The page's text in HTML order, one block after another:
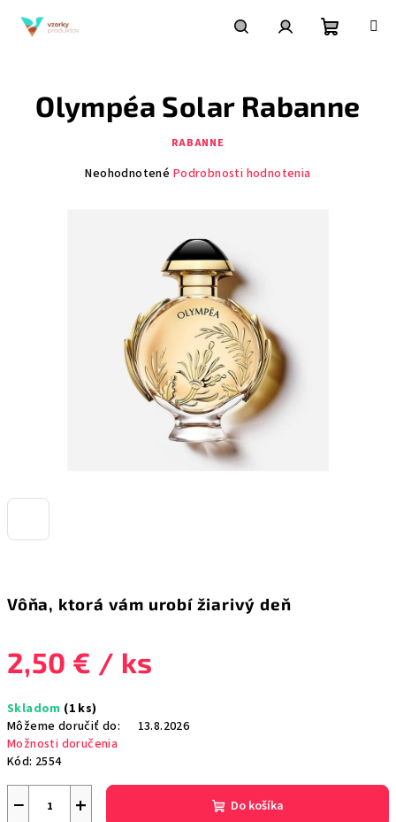
košík
Vôňa, ktorá vám urobí žiarivý deň
2,50 € / ks
cena:
Skladom (1 ks)
Môžeme doručiť do:
13.8.2026
Možnosti doručenia
Kód: 2554
+
− Do košíka
Olympéa Solar Rabanne
RABANNE
Priemerné
Neohodnotené Podrobnosti hodnotenia